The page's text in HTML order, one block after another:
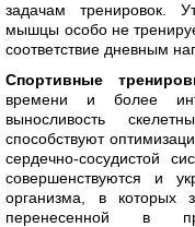
задачам тренировок.
мышцы особо не
соответствие дневным
Спортивные
времени и более
выносливость
способствуют
сердечно-сосудистой
совершенствуются и
организма, в которых
перенесенной в